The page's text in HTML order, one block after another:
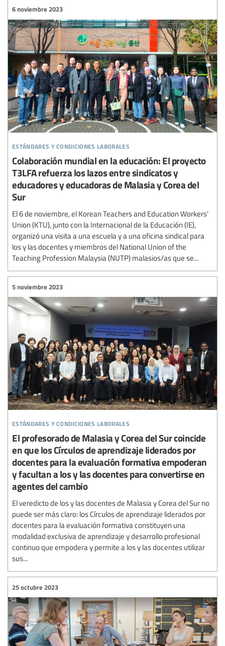
estándares y condiciones laborales
6 noviembre 2023
Colaboración mundial en la educación: El proyecto
T3LFA refuerza los lazos entre sindicatos y
educadores y educadoras de Malasia y Corea del
Sur
El 6 de noviembre, el Korean Teachers and Education Workers'
Union (KTU), junto con la Internacional de la Educación (IE),
organizó una visita a una escuela y a una oficina sindical para
los y las docentes y miembros del National Union of the
Teaching Profession Malaysia (NUTP) malasios/as que se...
estándares y condiciones laborales
5 noviembre 2023
El profesorado de Malasia y Corea del Sur coincide
en que los Círculos de aprendizaje liderados por
docentes para la evaluación formativa empoderan
y facultan a los y las docentes para convertirse en
agentes del cambio
El veredicto de los y las docentes de Malasia y Corea del Sur no
puede ser más claro: los Círculos de aprendizaje liderados por
docentes para la evaluación formativa constituyen una
modalidad exclusiva de aprendizaje y desarrollo profesional
continuo que empodera y permite a los y las docentes utilizar
sus...
25 octubre 2023